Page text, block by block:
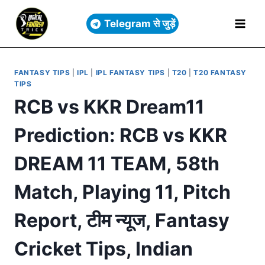
Telegram से जुड़ें
FANTASY TIPS IPL IPL FANTASY TIPS T20 |T20 FANTASY
TIPS
RCB vs KKR Dream11
Prediction: RCB vs KKR
DREAM 11 TEAM, 58th
Match, Playing 11, Pitch
Report, टीम न्यूज, Fantasy
Cricket Tips, Indian